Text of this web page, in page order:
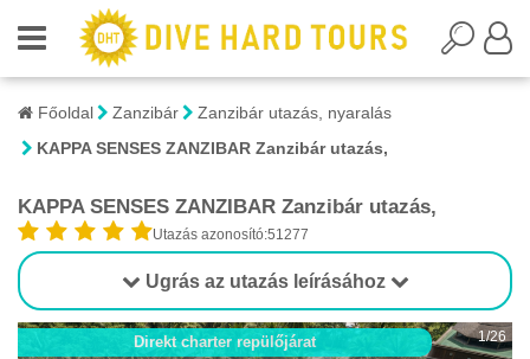
Főoldal Zanzibár
Zanzibár utazás, nyaralás
KAPPA SENSES ZANZIBAR Zanzibár utazás,
KAPPA SENSES ZANZIBAR Zanzibár utazás,
Utazás azonosító:51277
Ugrás az utazás leírásához
1/26
Direkt charter repülőjárat